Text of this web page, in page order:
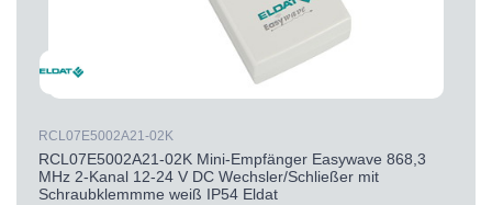
RCL07E5002A21-02K
RCL07E5002A21-02K Mini-Empfänger Easywave 868,3
MHz 2-Kanal 12-24 V DC Wechsler/Schließer mit
Schraubklemmme weiß IP54 Eldat